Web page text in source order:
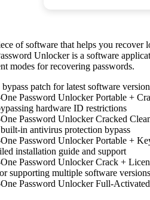
of software that helps you
Unlocker is a software
modes for recovering passwords.
patch for latest software
Password Unlocker Portable +
hardware ID restrictions
Password Unlocker Cracked
in antivirus protection bypass
Password Unlocker Portable +
installation guide and support
Password Unlocker Crack +
supporting multiple software versions
Password Unlocker Full-